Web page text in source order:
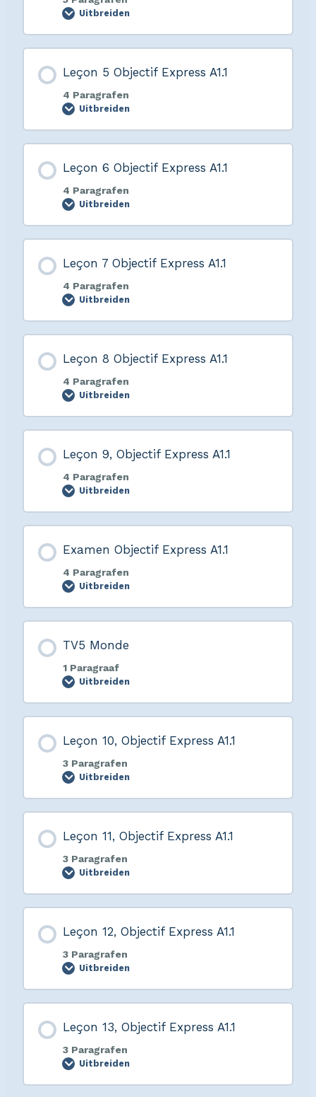
Uitbreiden
Leçon 5 Objectif Express A1.1
4 Paragrafen
Uitbreiden
Leçon 6 Objectif Express A1.1
4 Paragrafen
Uitbreiden
Leçon 7 Objectif Express A1.1
4 Paragrafen
Uitbreiden
Leçon 8 Objectif Express A1.1
4 Paragrafen
Uitbreiden
Leçon 9, Objectif Express A1.1
4 Paragrafen
Uitbreiden
Examen Objectif Express A1.1
4 Paragrafen
Uitbreiden
TV5 Monde
1 Paragraaf
Uitbreiden
Leçon 10, Objectif Express A1.1
3 Paragrafen
Uitbreiden
Leçon 11, Objectif Express A1.1
3 Paragrafen
Uitbreiden
Leçon 12, Objectif Express A1.1
3 Paragrafen
Uitbreiden
Leçon 13, Objectif Express A1.1
3 Paragrafen
Uitbreiden